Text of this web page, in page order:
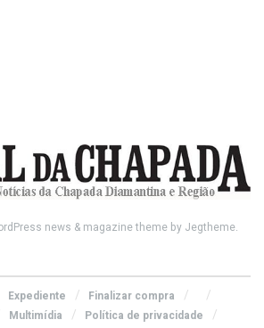
news & magazine theme by Jegtheme.
Expediente
Finalizar compra
Multimídia
Política de privacidade